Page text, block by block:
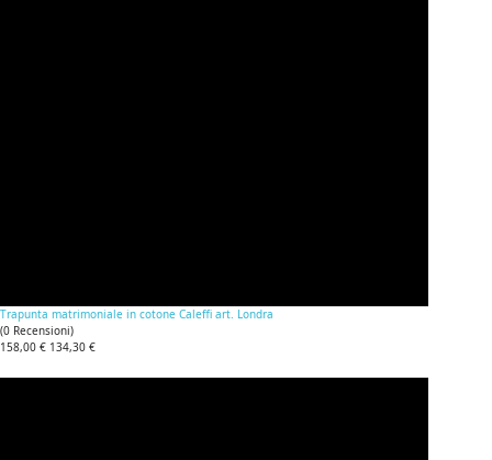
Trapunta matrimoniale in cotone Caleffi art. Londra
(0 Recensioni)
158,00 € 134,30 €